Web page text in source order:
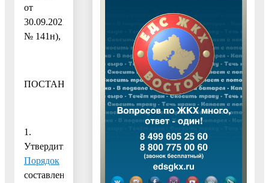
от
30.09.2021
№ 141н),
ПОСТАНОВЛЯЮ:
1.
Утвердить
Порядок
составления,